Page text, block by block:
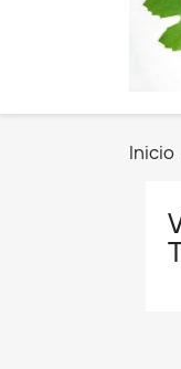
Inicio